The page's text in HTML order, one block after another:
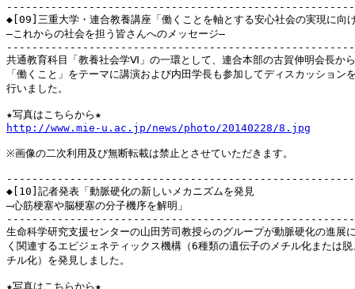
◆[09]三重大学・連合教養講座「働くことを軸とする安心社会の実現に向
―これからの社会を担う皆さんへのメッセージ―
共通教育科目「教養社会学Ⅵ」の一環として、連合本部の古賀伸明会長から
「働くこと」をテーマに講演および内田学長も参加してディスカッション
行いました。
http://www.mie-u.ac.jp/news/photo/20140228/8.jpg
※画像の二次利用及び無断転載は禁止とさせていただきます。
◆[10]記者発表「動脈硬化の新しいメカニズムを発見
―心筋梗塞や脳梗塞の分子機序を解明」
生命科学研究支援センターの山田芳司教授らのグループが動脈硬化の進展
く関連するエピジェネティックス機構（6種類の遺伝子のメチル化または脱
チル化）を発見しました。